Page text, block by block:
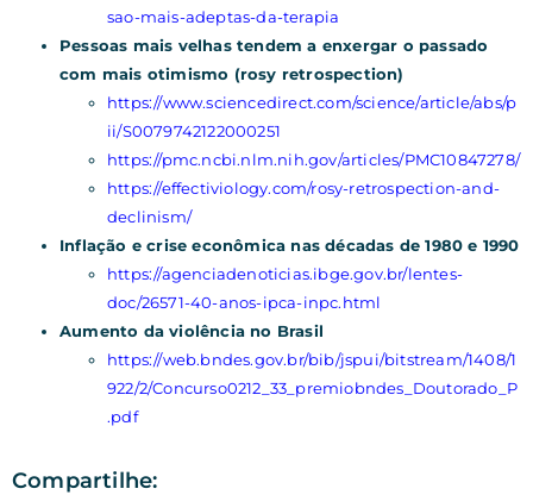
sao-mais-adeptas-da-terapia
Pessoas mais velhas tendem a enxergar o passado
com mais otimismo (rosy retrospection)
https://www.sciencedirect.com/science/article/abs/p
ii/S0079742122000251
https://pmc.ncbi.nlm.nih.gov/articles/PMC10847278/
https://effectiviology.com/rosy-retrospection-and-
declinism/
Inflação e crise econômica nas décadas de 1980 e 1990
https://agenciadenoticias.ibge.gov.br/lentes-
doc/26571-40-anos-ipca-inpc.html
Aumento da violência no Brasil
https://web.bndes.gov.br/bib/jspui/bitstream/1408/1
922/2/Concurso0212_33_premiobndes_Doutorado_P
.pdf
Compartilhe: